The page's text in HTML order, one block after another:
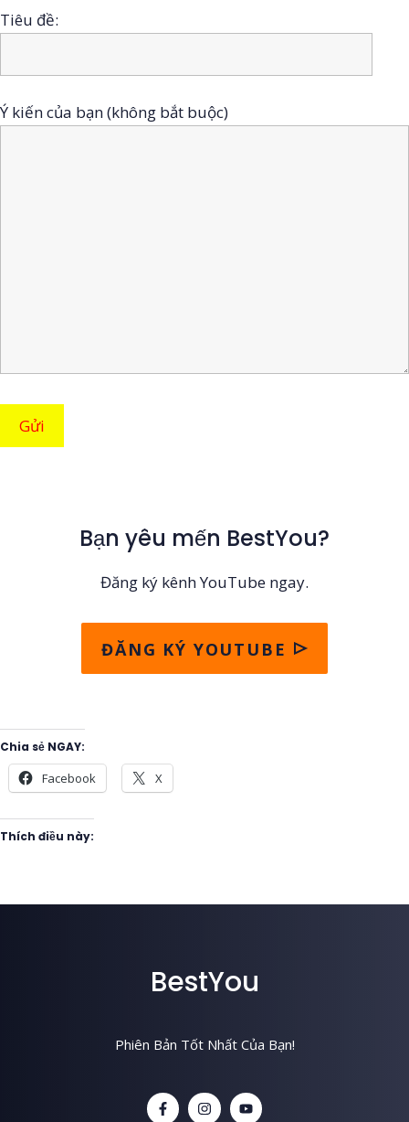
Tiêu đề:
Ý kiến của bạn (không bắt buộc)
Bạn yêu mến BestYou?
Đăng ký kênh YouTube ngay.
ĐĂNG KÝ YOUTUBE
Chia sẻ NGAY:
Facebook X
Thích điều này:
BestYou
Phiên Bản Tốt Nhất Của Bạn!